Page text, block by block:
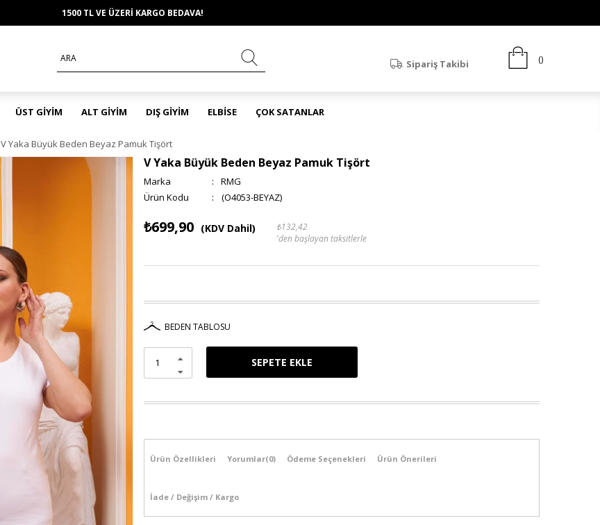
1500 TL VE ÜZERİ KARGO BEDAVA!
Sipariş Takibi
ÜST GİYİM ALT GİYİM DIŞ GİYİM ELBİSE ÇOK SATANLAR
V Yaka Büyük Beden Beyaz Pamuk Tişört
V Yaka Büyük Beden Beyaz Pamuk Tişört
Marka :
RMG
(O4053-BEYAZ)
₺699,90 (KDV Dahil)
₺132,42
'den başlayan taksitlerle
BEDEN TABLOSU
Ürün Özellikleri Yorumlar(0) Ödeme Seçenekleri Ürün Önerileri
İade / Değişim / Kargo